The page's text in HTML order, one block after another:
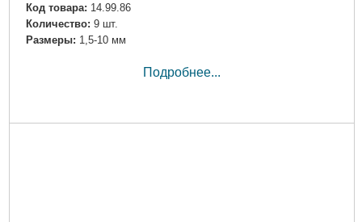
Код товара: 14.99.86
Количество: 9 шт.
Размеры: 1,5-10 мм
Подробнее...